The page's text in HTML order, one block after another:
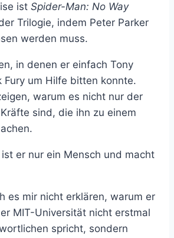
ist Spider-Man: No Way
Trilogie, indem Peter Parker
werden muss.
in denen er einfach Tony
Fury um Hilfe bitten konnte.
warum es nicht nur der
sind, die ihn zu einem
er nur ein Mensch und macht
es mir nicht erklären, warum er
MIT-Universität nicht erstmal
spricht, sondern